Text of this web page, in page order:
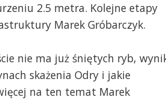
2.5 metra. Kolejne etapy
Marek Gróbarczyk.
nie ma już śniętych ryb,
skażenia Odry i jakie
na ten temat Marek